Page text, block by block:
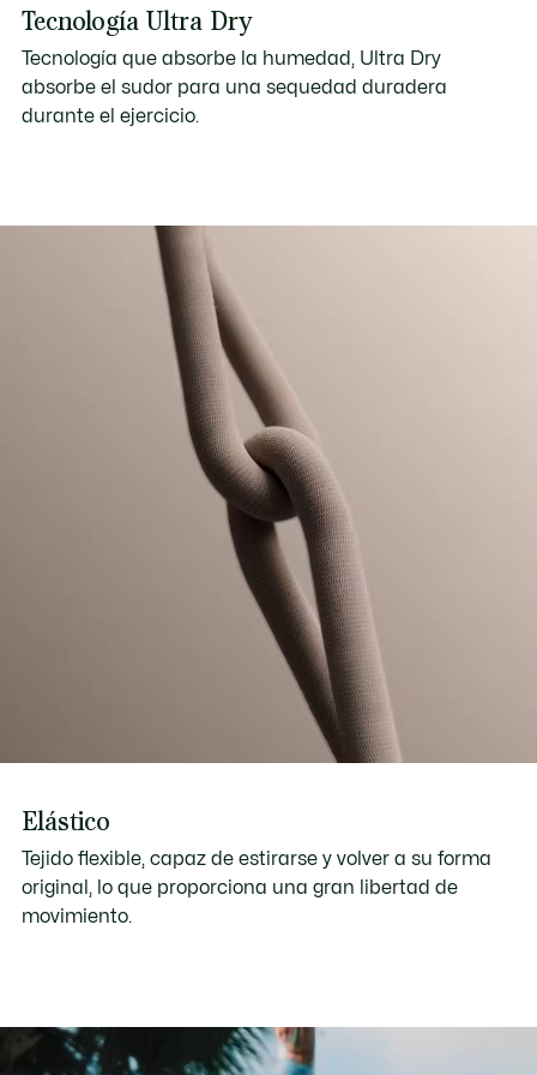
Tecnología Ultra Dry
Tecnología que absorbe la humedad, Ultra Dry
absorbe el sudor para una sequedad duradera
durante el ejercicio.
Elástico
Tejido flexible, capaz de estirarse y volver a su forma
original, lo que proporciona una gran libertad de
movimiento.